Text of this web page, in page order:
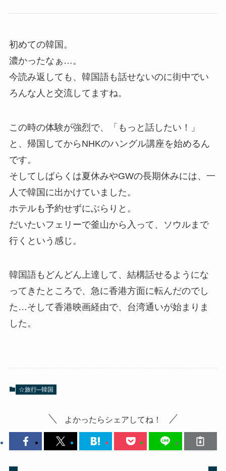
初めての韓国。
濃かったなぁ…。
今読み返しても、韓国語も話せないのに街中でい
ろんな人と交流してますね。
この時の体験が強烈で、「もっと話したい！」
と、帰国してからNHKのハングル講座を始めるん
です。
そしてしばらくは夏休みやGWの長期休みには、一
人で韓国に出かけていました。
ホテルも予約せずにぶらりと。
だいたいフェリーで釜山から入って、ソウルまで
行くという感じ。
韓国語もどんどん上達して、結構話せるようにな
ってきたところで、急に香港方面に転んだのでし
た…そして香港映画経由で、台湾通いが始まりま
した。
☆旅行─韓国
よかったらシェアしてね！